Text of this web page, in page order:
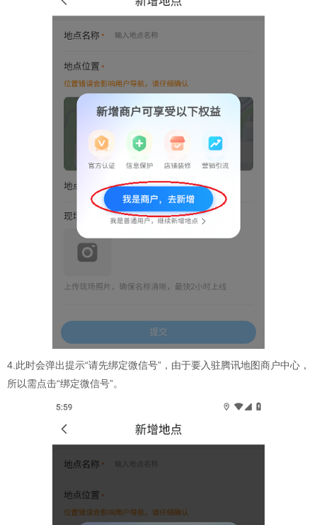
4.此时会弹出提示“请先绑定微信号”，由于要入驻腾讯地图商户中心，
所以需点击“绑定微信号”。